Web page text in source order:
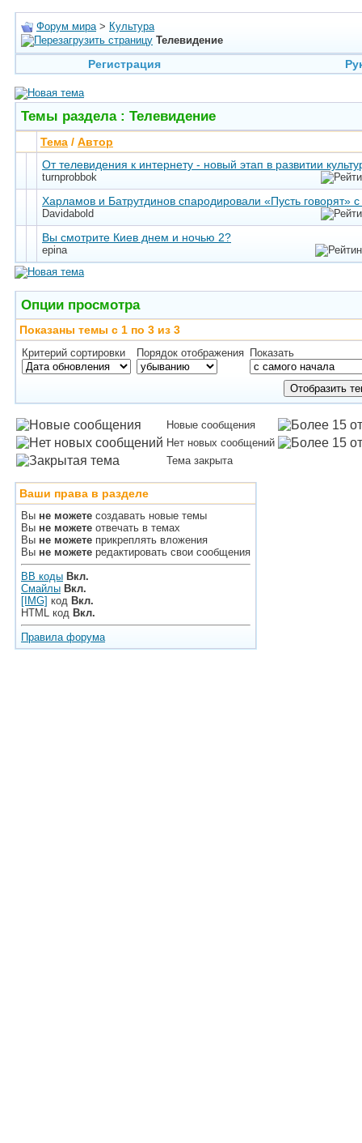
Форум мира > Культура
Телевидение
Регистрация
Темы раздела: Телевидение
Тема / Автор
От телевидения к интернету - новый этап в развитии
turnprobbok
Харламов и Батрутдинов спародировали «Пусть говорят»
Davidabold
Вы смотрите Киев днем и ночью 2?
epina
Опции просмотра
Показаны темы с 1 по 3 из 3
Критерий сортировки Порядок отображения Показать
Новые сообщения
Нет новых сообщений
Тема закрыта
Ваши права в разделе
Вы не можете создавать новые темы
Вы не можете отвечать в темах
Вы не можете прикреплять вложения
Вы не можете редактировать свои сообщения
BB коды Вкл.
Смайлы Вкл.
[IMG] код Вкл.
HTML код Вкл.
Правила форума